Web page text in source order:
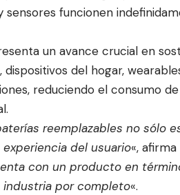
sensores funcionen
un avance crucial en
del hogar,
reduciendo el consumo
reemplazables no sólo
del usuario«,
con un producto en
industria por completo«.